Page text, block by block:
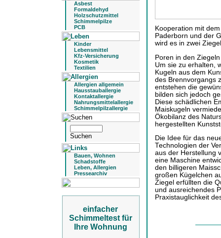
Asbest
Formaldehyd
Holzschutzmittel
Schimmelpilze
PCB
Kinder
Lebensmittel
Kfz-Versicherung
Kosmetik
Textilien
Allergien allgemein
Hausstauballergie
Kontaktallergie
Nahrungsmittelallergie
Schimmelpilzallergie
Bauen, Wohnen
Schadstoffe
Leben, Allergien
Pressearchiv
einfacher
Schimmeltest für
Ihre Wohnung
Kooperation mit
Paderborn und der
wird es in zwei
Poren in den
Um sie zu erhalten,
Kugeln aus dem
des Brennvorgangs
entstehen die
bilden sich jedoch
Diese schädlichen
Maiskugeln
Ökobilanz des
hergestellten
Die Idee für das
Technologien der
aus der Herstellung
eine Maschine
den billigeren
großen Kügelchen
Ziegel erfüllten die
und ausreichendes
Praxistauglichkeit